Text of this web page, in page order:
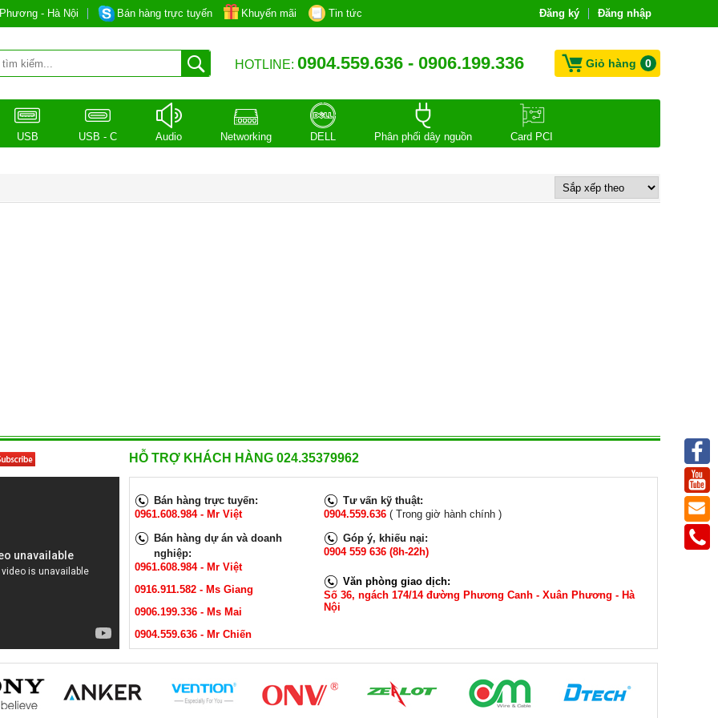
- Hà Nội Bán hàng trực tuyến Khuyến mãi Tin tức Đăng ký Đăng nhập
HOTLINE: 0904.559.636 - 0906.199.336 Giỏ hàng 0
USB USB - C Audio Networking DELL Phân phối dây nguồn
Card PCI
HỖ TRỢ KHÁCH HÀNG 024.35379962
Bán hàng trực tuyến:
0961.608.984 - Mr Việt
Bán hàng dự án và doanh
nghiệp:
0961.608.984 - Mr Việt
0916.911.582 - Ms Giang
0906.199.336 - Ms Mai
0904.559.636 - Mr Chiến
Tư vấn kỹ thuật:
0904.559.636 ( Trong giờ hành chính )
Góp ý, khiếu nại:
0904 559 636 (8h-22h)
Văn phòng giao dịch:
Số 36, ngách 174/14 đường Phương Canh - Xuân Phương - Hà
Nội